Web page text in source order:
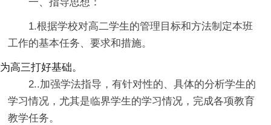
1.根据学校对高二学生的管理目标和方法制定本班
工作的基本任务、要求和措施。
为高三打好基础。
2..加强学法指导，有针对性的、具体的分析学生的
学习情况，尤其是临界学生的学习情况，完成各项教育
教学任务。